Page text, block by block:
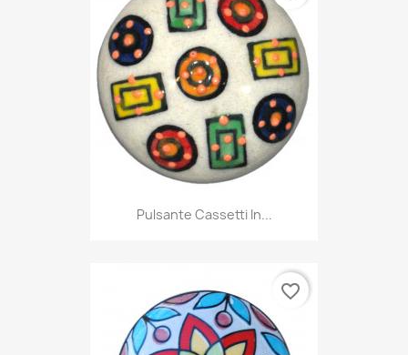
Pulsante Cassetti In...
favorite_border